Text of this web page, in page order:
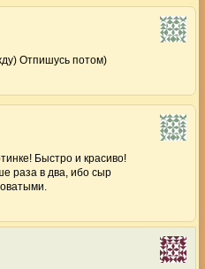
Отпишусь потом)
Быстро и красиво!
раза в два, ибо сыр